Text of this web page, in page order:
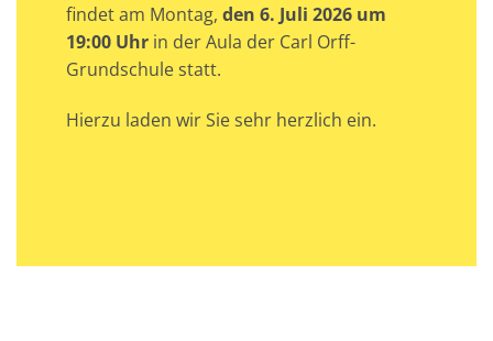
findet am Montag, den 6. Juli 2026 um
19:00 Uhr in der Aula der Carl Orff-
Grundschule statt.
Hierzu laden wir Sie sehr herzlich ein.